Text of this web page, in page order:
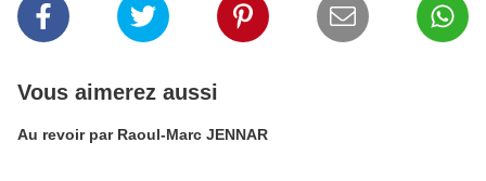
Vous aimerez aussi
Au revoir par Raoul-Marc JENNAR